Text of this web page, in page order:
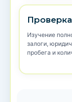
Изучение
залоги,
пробега и